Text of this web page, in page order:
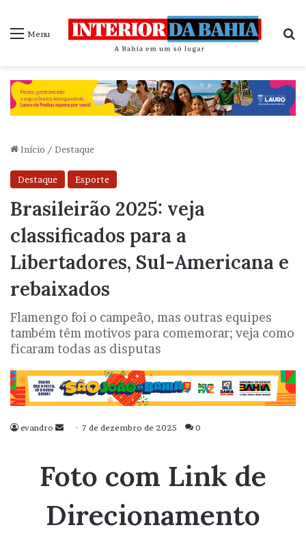
Menu
Início / Destaque
Destaque Esporte
Brasileirão 2025: veja
classificados para a
Libertadores, Sul-Americana e
rebaixados
Flamengo foi o campeão, mas outras equipes
também têm motivos para comemorar; veja como
ficaram todas as disputas
evandro
Mande
mail
7 de dezembro de 2025 0
Foto com Link de
Direcionamento